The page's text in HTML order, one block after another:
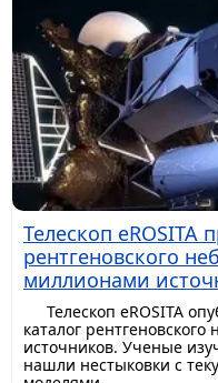
Телескоп eROSITA
рентгеновского
миллионами
Телескоп eROSITA
каталог
источников. Ученые
нашли нестыковки с